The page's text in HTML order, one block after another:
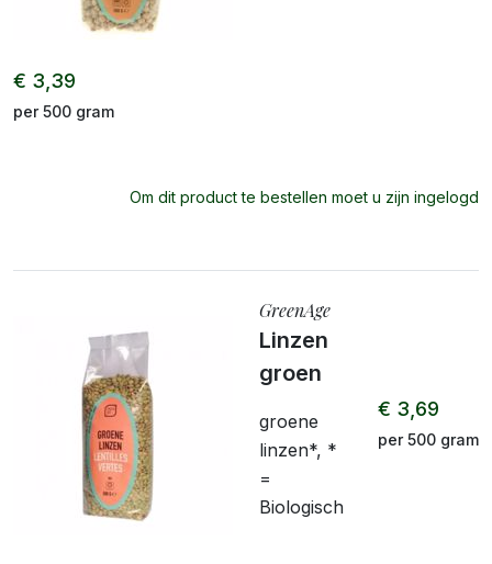
€ 3,39
per 500 gram
Om dit product te bestellen moet u zijn ingelogd
GreenAge
Linzen
groen
groene
linzen*, *
=
Biologisch
€ 3,69
per 500 gram